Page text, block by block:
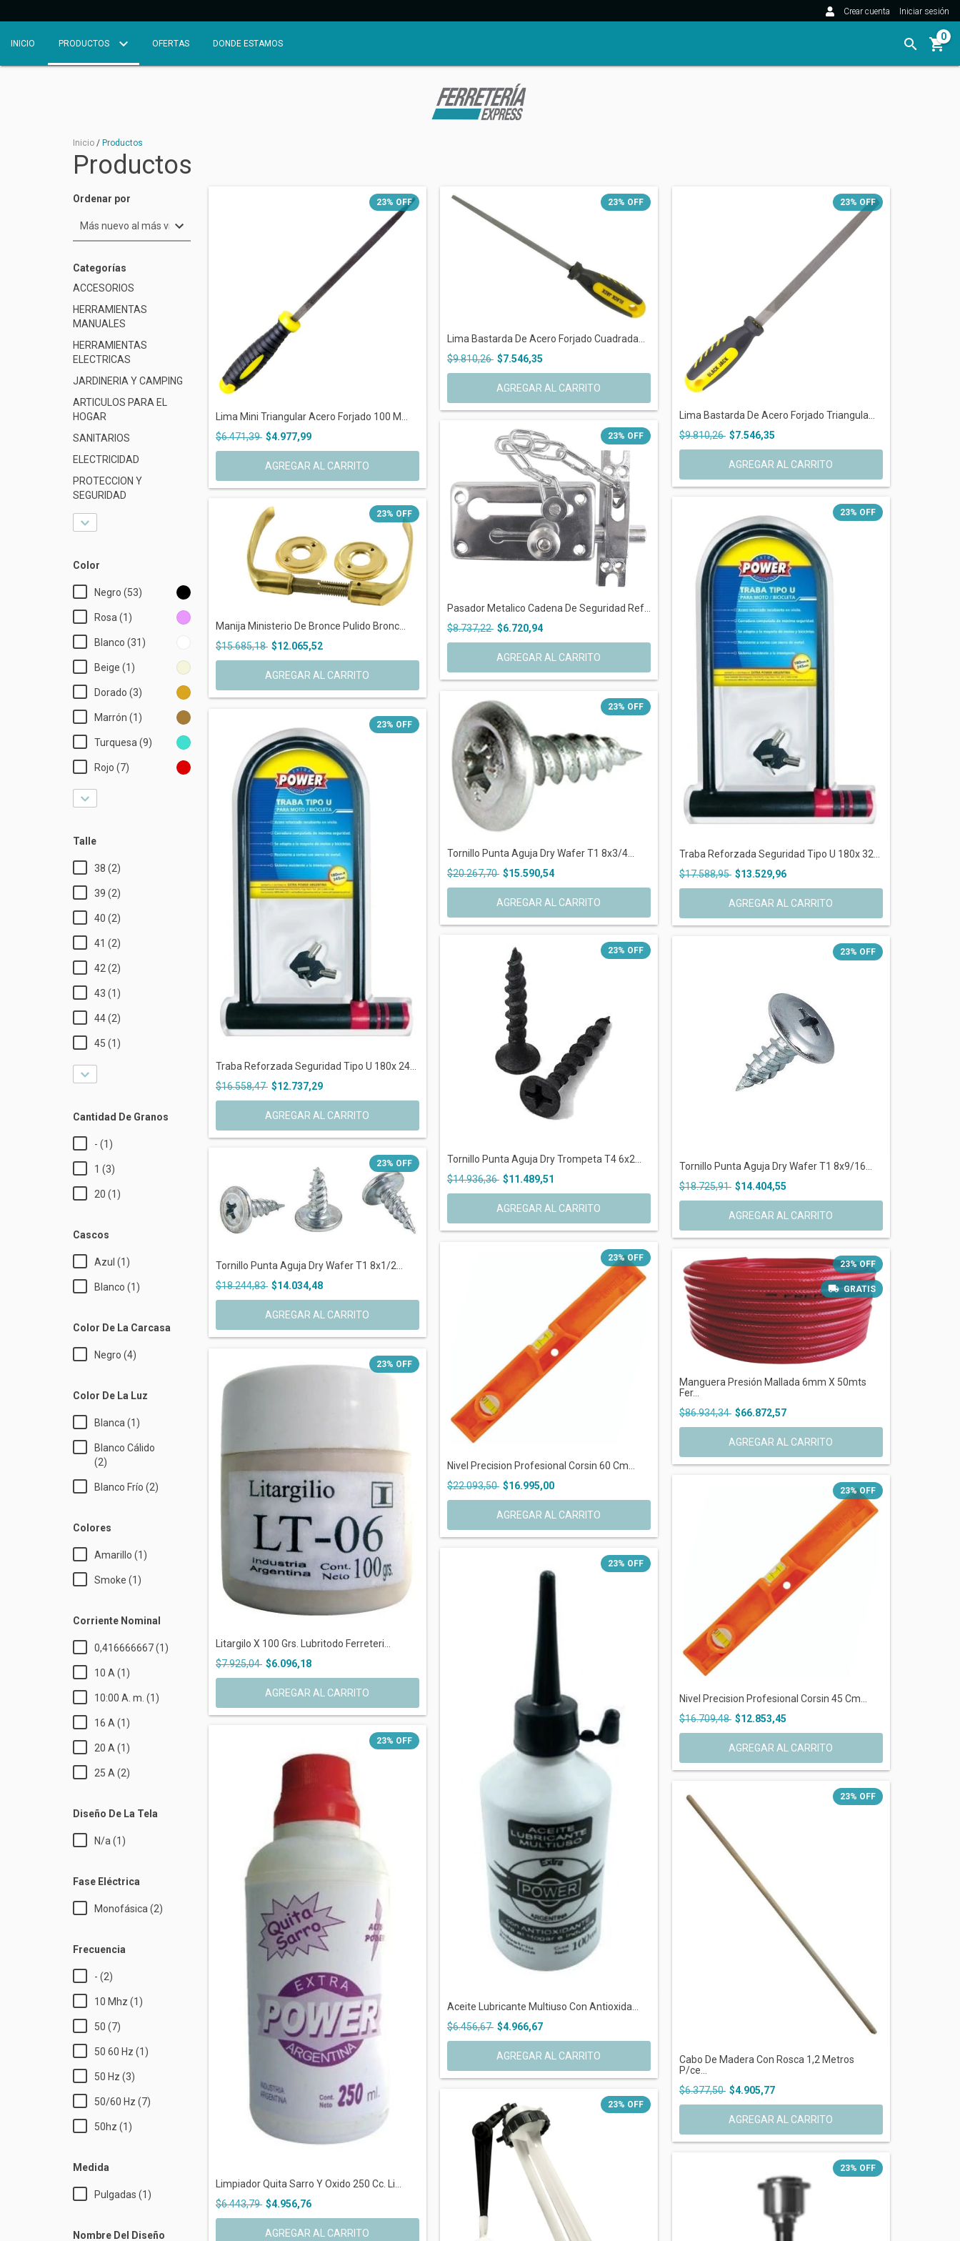
Crear cuenta Iniciar sesión
INICIO PRODUCTOS OFERTAS DONDE ESTAMOS
0
Inicio / Productos
Productos
Ordenar por
Categorías
ACCESORIOS
HERRAMIENTAS
MANUALES
HERRAMIENTAS
ELECTRICAS
JARDINERIA Y CAMPING
ARTICULOS PARA EL
HOGAR
SANITARIOS
ELECTRICIDAD
PROTECCION Y
SEGURIDAD
Color
Negro (53)
Rosa (1)
Blanco (31)
Beige (1)
Dorado (3)
Marrón (1)
Turquesa (9)
Rojo (7)
Talle
38 (2)
39 (2)
40 (2)
41 (2)
42 (2)
43 (1)
44 (2)
45 (1)
Cantidad De Granos
- (1)
1 (3)
20 (1)
Cascos
Azul (1)
Blanco (1)
Color De La Carcasa
Negro (4)
Color De La Luz
Blanca (1)
Blanco Cálido
(2)
Blanco Frío (2)
Colores
Amarillo (1)
Smoke (1)
Corriente Nominal
0,416666667 (1)
10 A (1)
10:00 A. m. (1)
16 A (1)
20 A (1)
25 A (2)
Diseño De La Tela
N/a (1)
Fase Eléctrica
Monofásica (2)
Frecuencia
- (2)
10 Mhz (1)
50 (7)
50 60 Hz (1)
50 Hz (3)
50/60 Hz (7)
50hz (1)
Medida
Pulgadas (1)
Nombre Del Diseño
23% OFF
Lima Mini Triangular Acero Forjado 100 M...
$6.471,39 $4.977,99
23% OFF
Lima Bastarda De Acero Forjado Cuadrada...
$9.810,26 $7.546,35
23% OFF
Lima Bastarda De Acero Forjado Triangula...
$9.810,26 $7.546,35
23% OFF
Manija Ministerio De Bronce Pulido Bronc...
$15.685,18 $12.065,52
23% OFF
Pasador Metalico Cadena De Seguridad Ref...
$8.737,22 $6.720,94
23% OFF
Traba Reforzada Seguridad Tipo U 180x 32...
$17.588,95 $13.529,96
23% OFF
Traba Reforzada Seguridad Tipo U 180x 24...
$16.558,47 $12.737,29
AGREGAR AL CARRITO
23% OFF
Tornillo Punta Aguja Dry Wafer T1 8x3/4...
$20.267,70 $15.590,54
23% OFF
Tornillo Punta Aguja Dry Wafer T1 8x9/16...
$18.725,91 $14.404,55
23% OFF
Tornillo Punta Aguja Dry Wafer T1 8x1/2...
$18.244,83 $14.034,48
23% OFF
Tornillo Punta Aguja Dry Trompeta T4 6x2...
$14.936,36 $11.489,51
23%OFF
GRATIS
Manguera Presión Mallada 6mm X 50mts
Fer...
$86.934,34 $66.872,57
23% OFF
Litargilo X 100 Grs. Lubritodo Ferreteri...
$7.925,04 $6.096,18
23%OFF
Nivel Precision Profesional Corsin 60 Cm...
$22.093,50 $16.995,00 23%OFF
Nivel Precision Profesional Corsin 45 Cm...
$16.709,48 $12.853,45
23% OFF
Limpiador Quita Sarro Y Oxido 250 Cc. Li...
$6.443,79 $4.956,76
23% OFF
Aceite Lubricante Multiuso Con Antioxida...
$6.456,67 $4.966,67
23% OFF
Cabo De Madera Con Rosca 1,2 Metros
P/ce...
$6.377,50 $4.905,77
23% OFF
23% OFF